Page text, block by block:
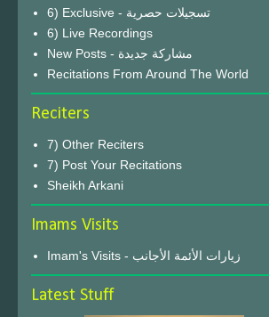
6) Exclusive - تسجيلات حصرية
6) Live Recordings
New Posts - مشاركة جديدة
Recitations From Around The World
Reciters
7) Other Reciters
7) Post Your Recitations
Sheikh Arkani
Imams Visits
Imam's Visits - زيارات الأئمة الأجانب
Latest Stuff